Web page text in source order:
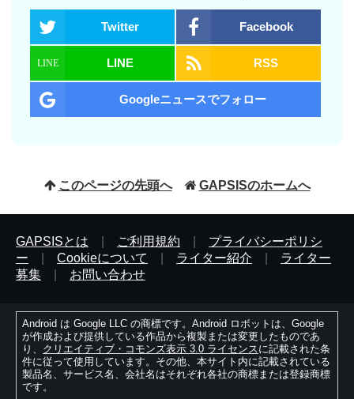
Twitter Facebook
LINE RSS
Googleニュースでフォロー
このページの先頭へ GAPSISのホームへ
GAPSISとは ご利用規約
プライバシーポリシ
ー
Cookieについて ライター紹介
ライター
募集
お問い合わせ
Android は Google LLC の商標です。Android ロボットは、Google
が作成および提供している作品から複製または変更したものであ
り、 クリエイティブ・コモンズ表示 3.0 ライセンスに記載された条
件に従って使用しています。その他、本サイト内に記載されている
製品名、サービス名、会社名はそれぞれ各社の商標または登録商標
です。